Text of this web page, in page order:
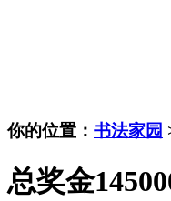
你的位置： 书法家园
总奖金